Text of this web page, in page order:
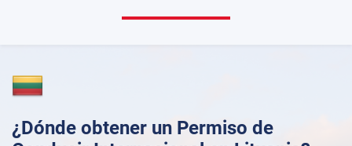
¿Dónde obtener un Permiso de